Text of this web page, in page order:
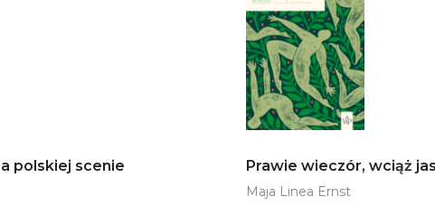
polskiej scenie
Prawie wieczór, wciąż
Maja Linea Ernst